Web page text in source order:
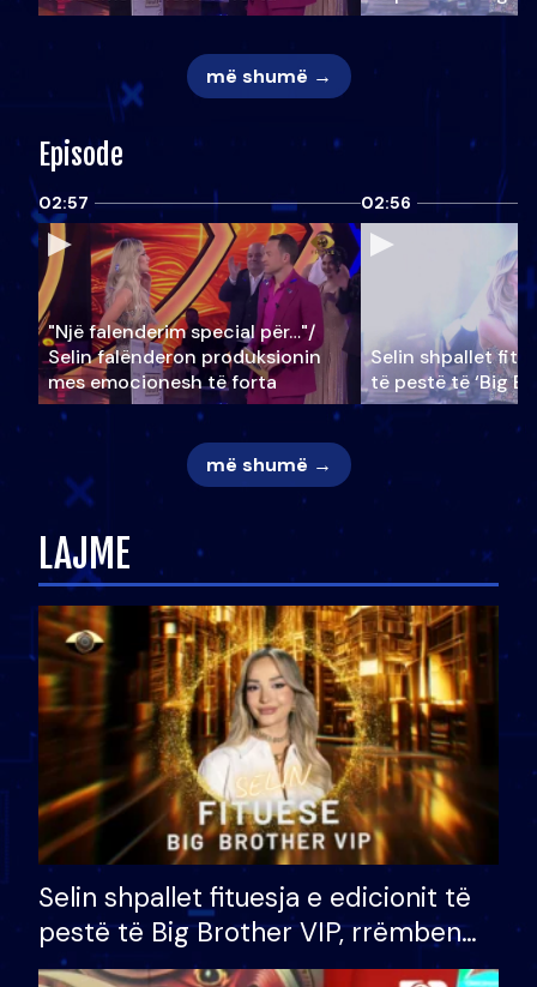
më shumë →
Episode
02:57
"Një falenderim special për…"/
Selin falënderon produksionin
mes emocionesh të forta
02:56
Selin shpallet
të pestë të ‘Big
më shumë →
LAJME
Selin shpallet fituesja e edicionit të
pestë të Big Brother VIP, rrëmben
çmimin e madh prej 100 mijë eurosh